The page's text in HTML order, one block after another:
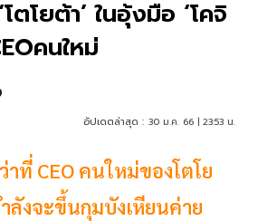
ตโยต้า’ ในอุ้งมือ ‘โคจิ
คนใหม่
อัปเดตล่าสุด : 30 ม.ค. 66 | 23:53 น.
าที่ CEO คนใหม่ของโตโย
ลังจะขึ้นกุมบังเหียนค่าย